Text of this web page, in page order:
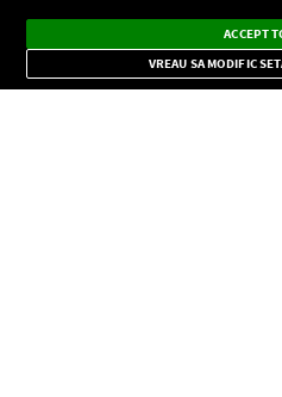
Dark
Mode
Radio live, podcasturi, știri și
importante.
ACCEPT
VREAU SA MODIFIC